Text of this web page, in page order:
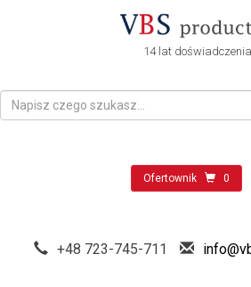
14 lat doświadczenia
Ofertownik 0
+48 723-745-711